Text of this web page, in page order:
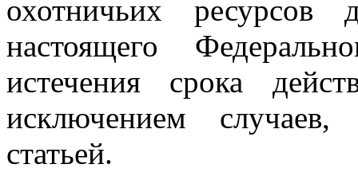
охотничьих
настоящего
истечения срока
исключением случаев,
статьей.